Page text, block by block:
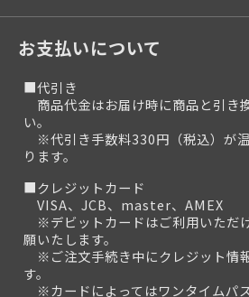
お支払いについて
■代引き
商品代金はお届け時に商品と引き
い。
※代引き手数料330円（税込）が
ります。
■クレジットカード
VISA、JCB、master、AMEX
※デビットカードはご利用いただ
願いたします。
※ご注文手続き中にクレジット情
す。
※カードによってはワンタイムパ